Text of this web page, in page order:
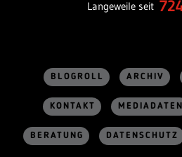
Langeweile seit
BLOGROLL ARCHIV
KONTAKT MEDIADATEN
BERATUNG DATENSCHUTZ